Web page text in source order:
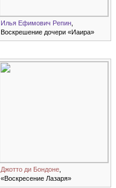
Илья Ефимович Репин
Воскрешение дочери «Иаира»
Джотто ди Бондоне
«Воскресение Лазаря»